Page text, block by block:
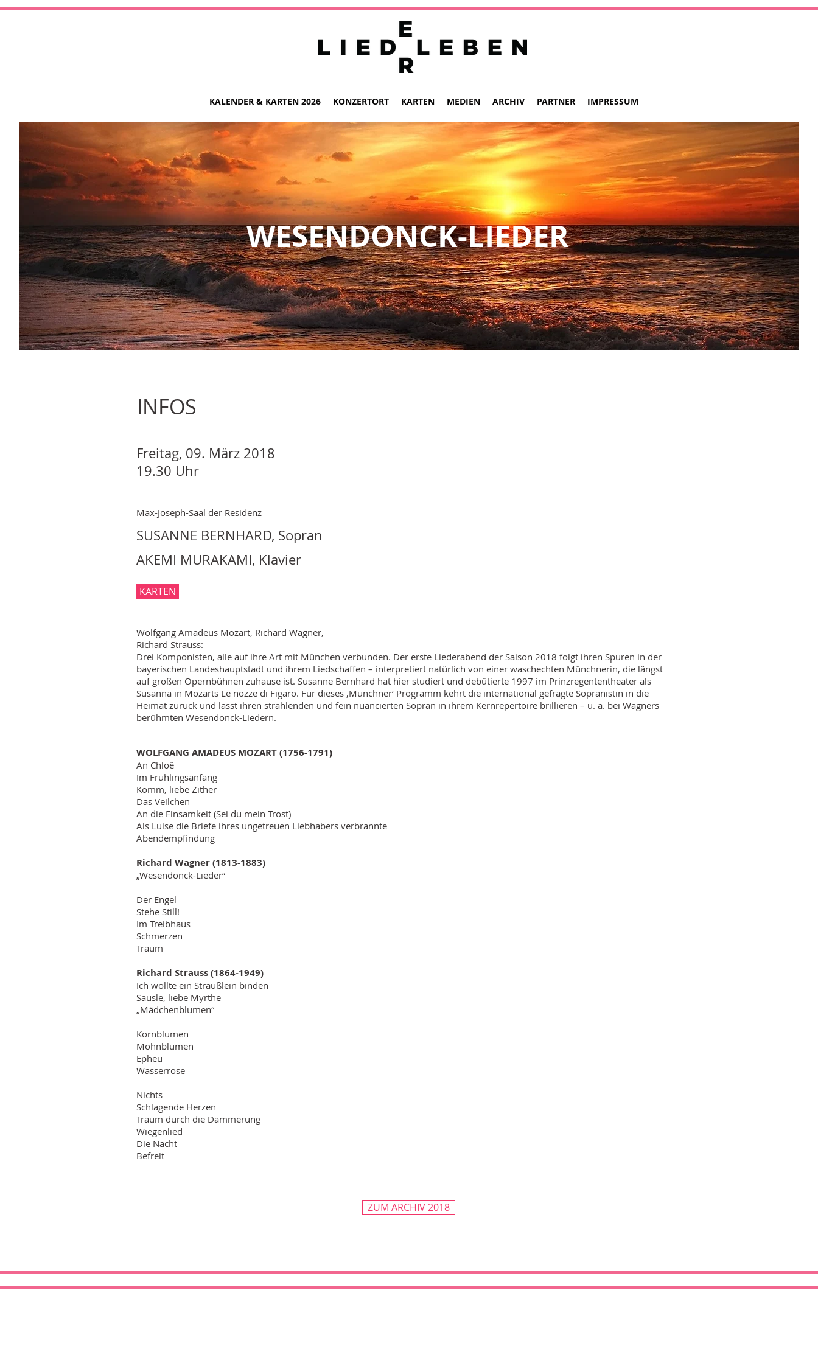
KALENDER & KARTEN 2026 KONZERTORT KARTEN MEDIEN ARCHIV PARTNER IMPRESSUM
WINTERREISE
WESENDONCK-LIEDER
INFOS
Freitag, 09. März 2018
19.30 Uhr
Max-Joseph-Saal der Residenz
SUSANNE BERNHARD, Sopran
AKEMI MURAKAMI, Klavier
KARTEN
Wolfgang Amadeus Mozart, Richard Wagner,
Richard Strauss:
Drei Komponisten, alle auf ihre Art mit München verbunden. Der erste Liederabend der Saison 2018 folgt ihren Spuren in der
bayerischen Landeshauptstadt und ihrem Liedschaffen – interpretiert natürlich von einer waschechten Münchnerin, die längst
auf großen Opernbühnen zuhause ist. Susanne Bernhard hat hier studiert und debütierte 1997 im Prinzregententheater als
Susanna in Mozarts Le nozze di Figaro. Für dieses ‚Münchner‘ Programm kehrt die international gefragte Sopranistin in die
Heimat zurück und lässt ihren strahlenden und fein nuancierten Sopran in ihrem Kernrepertoire brillieren – u. a. bei Wagners
berühmten Wesendonck-Liedern.
WOLFGANG AMADEUS MOZART (1756-1791)
An Chloë
Im Frühlingsanfang
Komm, liebe Zither
Das Veilchen
An die Einsamkeit (Sei du mein Trost)
Als Luise die Briefe ihres ungetreuen Liebhabers verbrannte
Abendempfindung
Richard Wagner (1813-1883)
„Wesendonck-Lieder“
Der Engel
Stehe Still!
Im Treibhaus
Schmerzen
Traum
Richard Strauss (1864-1949)
Ich wollte ein Sträußlein binden
Säusle, liebe Myrthe
„Mädchenblumen“
Kornblumen
Mohnblumen
Epheu
Wasserrose
Nichts
Schlagende Herzen
Traum durch die Dämmerung
Wiegenlied
Die Nacht
Befreit
ZUM ARCHIV 2018